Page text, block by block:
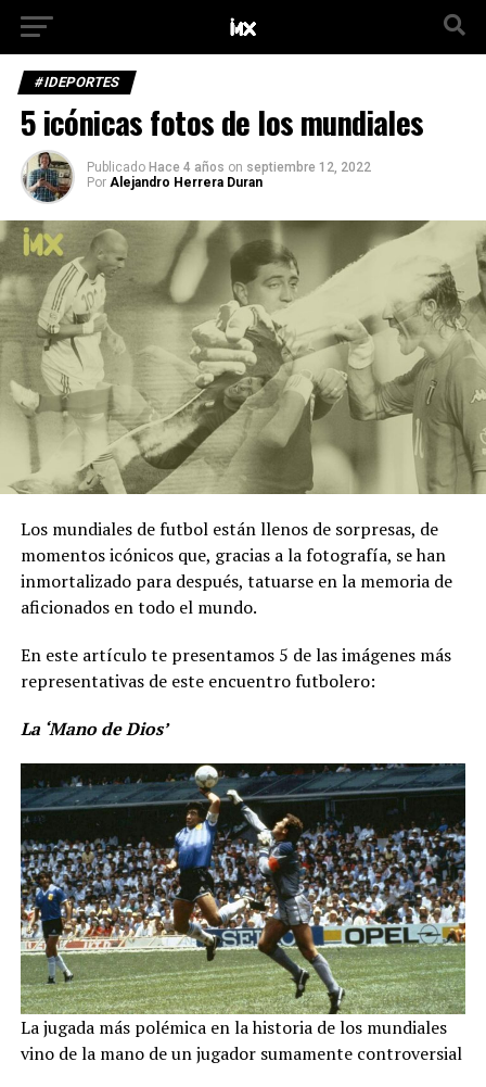
#IDEPORTES
5 icónicas fotos de los mundiales
Publicado Hace 4 años on septiembre 12, 2022
Por Alejandro Herrera Duran
Los mundiales de futbol están llenos de sorpresas, de
momentos icónicos que, gracias a la fotografía, se han
inmortalizado para después, tatuarse en la memoria de
aficionados en todo el mundo.
En este artículo te presentamos 5 de las imágenes más
representativas de este encuentro futbolero:
La ‘Mano de Dios’
La jugada más polémica en la historia de los mundiales
vino de la mano de un jugador sumamente controversial